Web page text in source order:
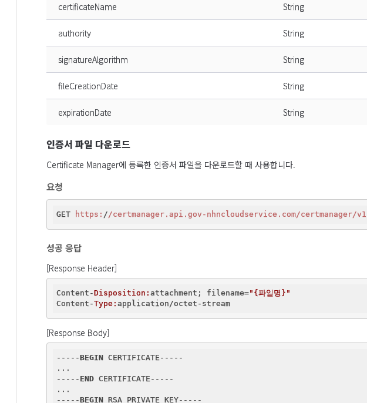
certificateName String
authority String
signatureAlgorithm String
fileCreationDate String
expirationDate String
인증서 파일 다운로드
Certificate Manager에 등록한 인증서 파일을 다운로드할 때 사용합니다.
요청
GET https: //certmanager.api.gov-nhncloudservice.com/certmanager/
성공 응답
[Response Header]
Content-Disposition: attachment; filename="{파일명}"
Content-Type:
[Response Body]
-----BEGIN CERTIFICATE-----
...
----- END CERTIFICATE-----
...
-----BEGIN RSA PRIVATE KEY-----